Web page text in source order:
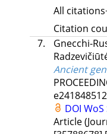
All
Citation
7.
Gnecchi-
Ancient
DOI WoS
Article